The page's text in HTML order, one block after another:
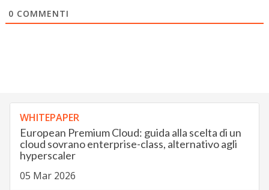
0 COMMENTI
WHITEPAPER
European Premium Cloud: guida alla scelta di un
cloud sovrano enterprise-class, alternativo agli
hyperscaler
05 Mar 2026